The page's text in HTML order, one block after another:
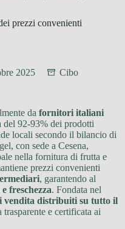
prezzi convenienti
2025 Cibo
da fornitori italiani
del 92-93% dei prodotti
locali secondo il bilancio di
con sede a Cesena,
nella fornitura di frutta e
prezzi convenienti
, garantendo al
freschezza. Fondata nel
vendita distribuiti su tutto il
e certificata ai